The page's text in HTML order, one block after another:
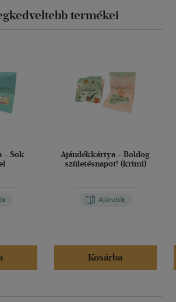
termékei
- Sok
Ajándékkártya - Boldog
születésnapot! (krimi)
Ajándék
Kosárba